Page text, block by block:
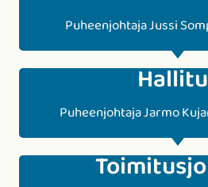
Puheenjohtaja Jussi
Puheenjohtaja Jarmo